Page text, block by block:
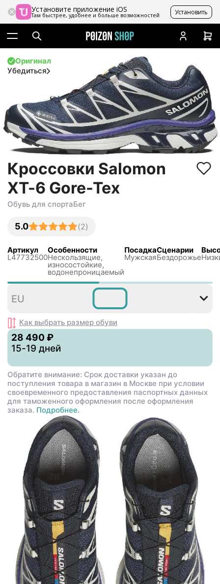
Установите приложение iOS
Там быстрее, удобнее и больше возможностей Установить
Оригинал
Убедиться
Кроссовки Salomon
XT-6 Gore-Tex
Обувь для спортаБег
5.0 (2)
Артикул
L47732500
Особенности
Нескользящиe,
износостойкие,
водонепроницаемый
Посадка
Мужская
Сценарии
Бездорожье
EU
Как выбрать размер обуви
28 490 ₽
15-19 дней
Обратите внимание: Срок доставки указан до
поступления товара в магазин в Москве при условии
своевременного предоставления паспортных данных
для таможенного оформления после оформления
заказа. Подробнее.